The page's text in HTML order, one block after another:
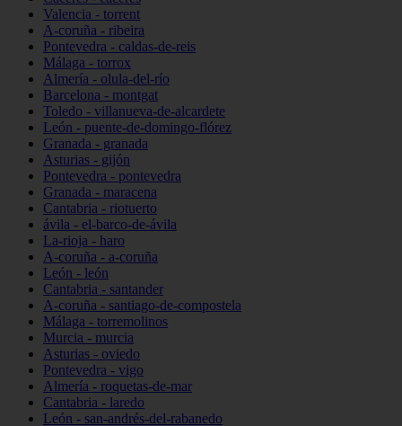
Valencia - torrent
A-coruña - ribeira
Pontevedra - caldas-de-reis
Málaga - torrox
Almería - olula-del-río
Barcelona - montgat
Toledo - villanueva-de-alcardete
León - puente-de-domingo-flórez
Granada - granada
Asturias - gijón
Pontevedra - pontevedra
Granada - maracena
Cantabria - riotuerto
ávila - el-barco-de-ávila
La-rioja - haro
A-coruña - a-coruña
León - león
Cantabria - santander
A-coruña - santiago-de-compostela
Málaga - torremolinos
Murcia - murcia
Asturias - oviedo
Pontevedra - vigo
Almería - roquetas-de-mar
Cantabria - laredo
León - san-andrés-del-rabanedo